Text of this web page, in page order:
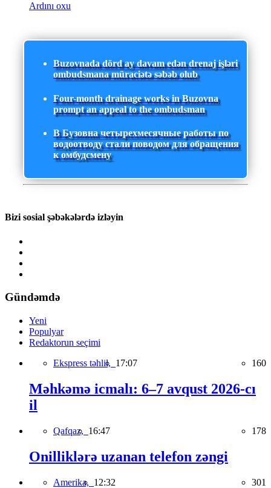
Ardını oxu
Buzovnada dörd ay davam edən drenaj işləri
ombudsmana müraciətə səbəb olub
Four-month drainage works in Buzovna
prompt an appeal to the ombudsman
В Бузовна четырехмесячные работы по
водоотводу стали поводом для обращения
к омбудсмену
Bizi sosial şəbəkələrdə izləyin
Gündəmdə
Yeni
Populyar
Redaktorun seçimi
Ekspress təhlil, 17:07 160
Məhkəmə icmalı: 6–7 avqust 2026-cı
il
Qafqaz, 16:47 178
Onilliklərə uzanan telefon zəngi
Amerika, 12:32 301